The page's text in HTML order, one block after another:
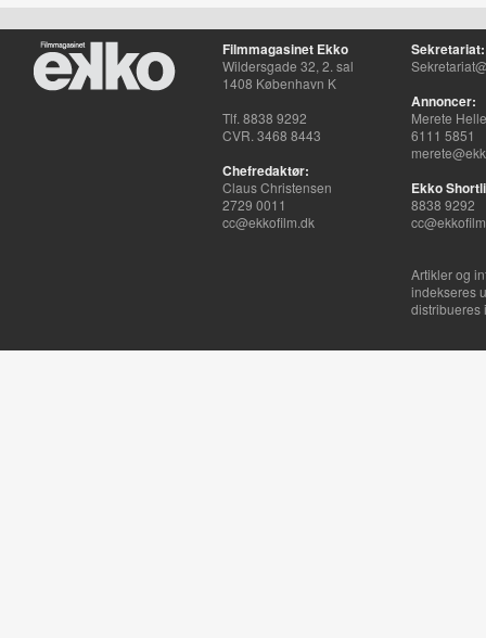
Filmmagasinet Ekko
Wildersgade 32, 2. sal
1408 København K
Tlf. 8838 9292
CVR. 3468 8443
Chefredaktør:
Claus Christensen
2729 0011
cc@ekkofilm.dk
Sekretariat:
Annoncer:
Merete
6111 5851
Ekko
8838 9292
Artikler og
indekseres
distribueres